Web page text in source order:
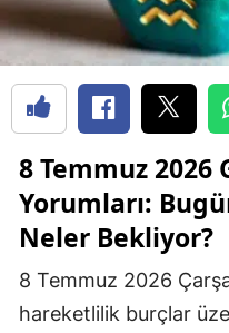
8 Temmuz 2026
Yorumları:
Neler Bekliyor?
8 Temmuz 2026
hareketlilik burçlar